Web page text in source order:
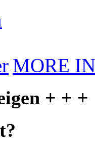
MORE
+ + +